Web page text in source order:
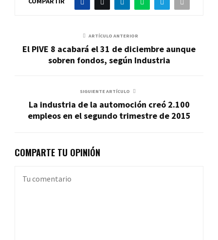
ARTÍCULO ANTERIOR
El PIVE 8 acabará el 31 de diciembre aunque
sobren fondos, según Industria
SIGUIENTE ARTÍCULO
La industria de la automoción creó 2.100
empleos en el segundo trimestre de 2015
COMPARTE TU OPINIÓN